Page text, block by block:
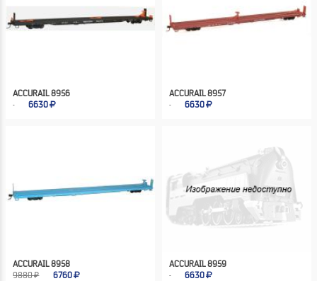
ACCURAIL 8956
6630
ACCURAIL 8957
6630
ACCURAIL 8958
9880 ₽
6760
ACCURAIL 8959
6630